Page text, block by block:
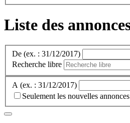
Liste des
De (ex. : 31/12/2017)
Recherche libre
A (ex. : 31/12/2017)
Seulement les nouvelles annonces